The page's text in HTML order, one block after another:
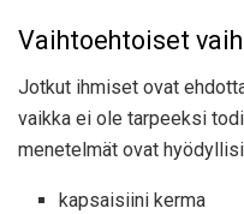
Vaihtoehtoiset
Jotkut ihmiset ovat
vaikka ei ole tarpeeksi
menetelmät ovat
kapsaisiini kerma